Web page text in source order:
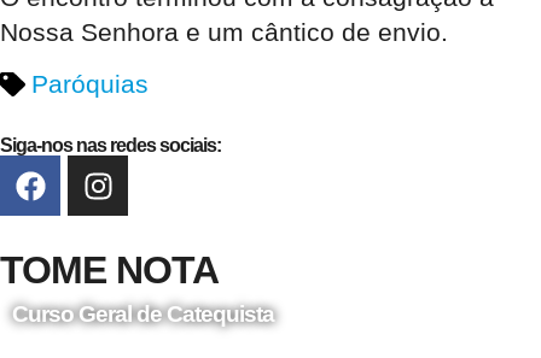
Nossa Senhora e um cântico de envio.
Paróquias
Siga-nos nas redes sociais:
TOME NOTA
Curso Geral de Catequista